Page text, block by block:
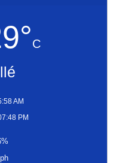
C
AM
PM